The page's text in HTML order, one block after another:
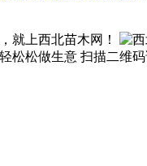
就上西北苗木网！
松松做生意 扫描二维